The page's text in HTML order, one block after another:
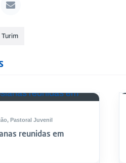
Turim
, Pastoral Juvenil
reunidas em